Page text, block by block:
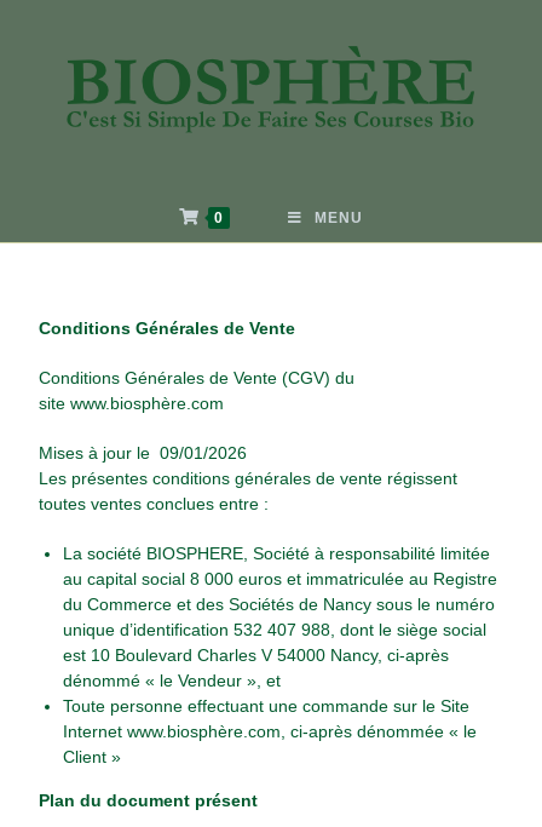
0 MENU
Conditions Générales de Vente
Conditions Générales de Vente (CGV) du
sitewww.biosphère.com
Mises à jour le 09/01/2026
Les présentes conditions générales de vente régissent
toutes ventes conclues entre :
La société BIOSPHERE, Société à responsabilité limitée
au capital social 8 000 euros et immatriculée au Registre
du Commerce et des Sociétés de Nancy sous le numéro
unique d’identification 532 407 988, dont le siège social
est 10 Boulevard Charles V 54000 Nancy, ci-après
dénommé « le Vendeur », et
Toute personne effectuant une commande sur le Site
Internetwww.biosphère.com , ci-après dénommée « le
Client »
Plan du document présent